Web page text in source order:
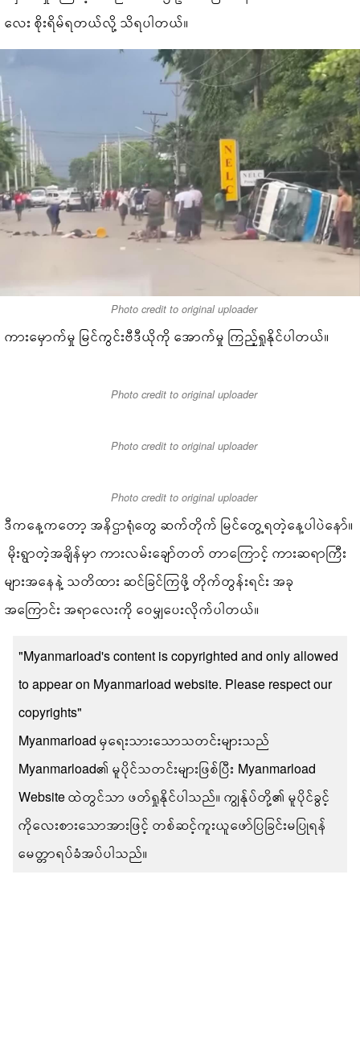
လေး စိုးရိမ်ရတယ်လို့ သိရပါတယ်။
Photo credit to original uploader
ကားမှောက်မှု မြင်ကွင်းဗီဒီယိုကို အောက်မှု ကြည့်ရှုနိုင်ပါတယ်။
Photo credit to original uploader
Photo credit to original uploader
Photo credit to original uploader
ဒီကနေ့ကတော့ အနိဌာရုံတွေ ဆက်တိုက် မြင်တွေ့ရတဲ့နေ့ပါပဲနော်။
မိုးရွာတဲ့အချိန်မှာ ကားလမ်းချော်တတ် တာကြောင့် ကားဆရာကြီး
များအနေနဲ့ သတိထား ဆင်ခြင်ကြဖို့ တိုက်တွန်းရင်း အခု
အကြောင်း အရာလေးကို ဝေမျှပေးလိုက်ပါတယ်။
"Myanmarload's content is copyrighted and only allowed
to appear on Myanmarload website. Please respect our
copyrights"
Myanmarload မှရေးသားသောသတင်းများသည်
Myanmarload၏ မူပိုင်သတင်းများဖြစ်ပြီး Myanmarload
Website ထဲတွင်သာ ဖတ်ရှုနိုင်ပါသည်။ ကျွန်ုပ်တို့၏ မူပိုင်ခွင့်
ကိုလေးစားသောအားဖြင့် တစ်ဆင့်ကူးယူဖော်ပြခြင်းမပြုရန်
မေတ္တာရပ်ခံအပ်ပါသည်။